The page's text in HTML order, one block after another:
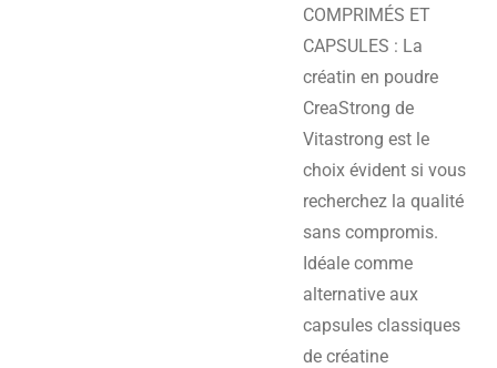
COMPRIMÉS ET
CAPSULES : La
créatin en poudre
CreaStrong de
Vitastrong est le
choix évident si vous
recherchez la qualité
sans compromis.
Idéale comme
alternative aux
capsules classiques
de créatine